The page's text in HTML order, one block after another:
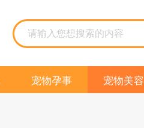
宠物孕事 宠物美容